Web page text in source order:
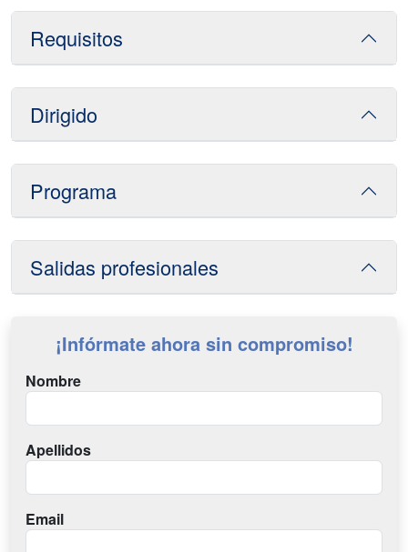
Requisitos
Dirigido
Programa
Salidas profesionales
¡Infórmate ahora sin compromiso!
Nombre
Apellidos
Email